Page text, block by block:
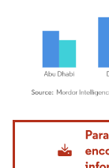
Imagen © Mordor